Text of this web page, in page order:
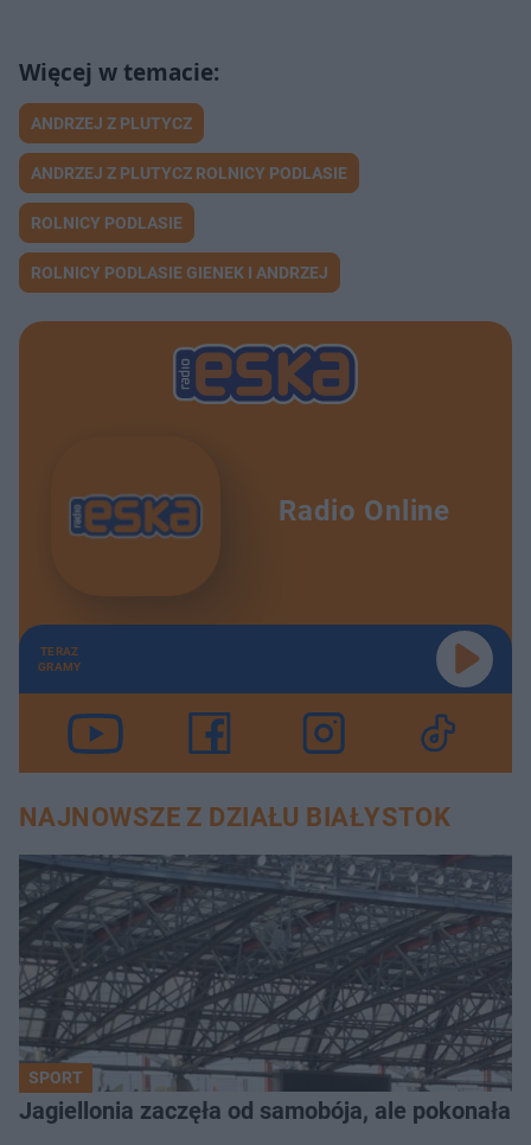
ANDRZEJ Z PLUTYCZ
ANDRZEJ Z PLUTYCZ ROLNICY PODLASIE
ROLNICY PODLASIE
ROLNICY PODLASIE GIENEK I ANDRZEJ
Radio Online
TERAZ
GRAMY
NAJNOWSZE Z DZIAŁU BIAŁYSTOK
SPORT
Jagiellonia zaczęła od samobója, ale pokonała